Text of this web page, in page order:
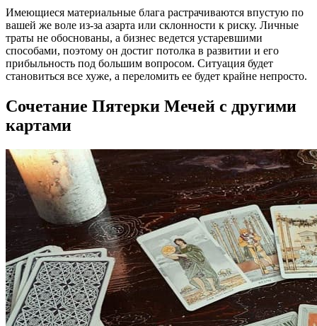
Имеющиеся материальные блага растрачиваются впустую по
вашей же воле из-за азарта или склонности к риску. Личные
траты не обоснованы, а бизнес ведется устаревшими
способами, поэтому он достиг потолка в развитии и его
прибыльность под большим вопросом. Ситуация будет
становиться все хуже, а переломить ее будет крайне непросто.
Сочетание Пятерки Мечей с другими
картами